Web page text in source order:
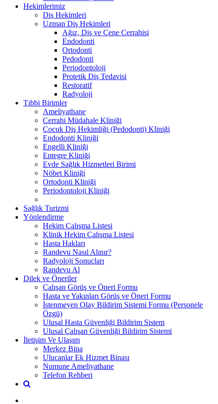
Hekimlerimiz
Diş Hekimleri
Uzman Diş Hekimleri
Ağız, Diş ve Çene Cerrahisi
Endodonti
Ortodonti
Pedodonti
Periodontoloji
Protetik Diş Tedavisi
Restoratif
Radyoloji
Tıbbi Birimler
Ameliyathane
Cerrahi Müdahale Kliniği
Çocuk Diş Hekimliği (Pedodonti) Kliniği
Endodonti Kliniği
Engelli Kliniği
Entegre Kliniği
Evde Sağlık Hizmetleri Birimi
Nöbet Kliniği
Ortodonti Kliniği
Periodontoloji Kliniği
Sağlık Turizmi
Yönlendirme
Hekim Çalışma Listesi
Klinik Hekim Çalışma Listesi
Hasta Hakları
Randevu Nasıl Alınır?
Radyoloji Sonuçları
Randevu Al
Dilek ve Öneriler
Çalışan Görüş ve Öneri Formu
Hasta ve Yakınları Görüş ve Öneri Formu
İstenmeyen Olay Bildirim Sistemi Formu (Personele
Özgü)
Ulusal Hasta Güvenliği Bildirim Sistem
Ulusal Çalışan Güvenliği Bildirim Sistemi
İletişim Ve Ulaşım
Merkez Bina
Ulucanlar Ek Hizmet Binası
Numune Ameliyathane
Telefon Rehberi